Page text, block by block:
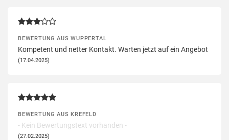
BEWERTUNG AUS WUPPERTAL
Kompetent und netter Kontakt. Warten jetzt auf ein Angebot
(17.04.2025)
BEWERTUNG AUS KREFELD
- Kein Bewertungstext vorhanden -
(27.02.2025)